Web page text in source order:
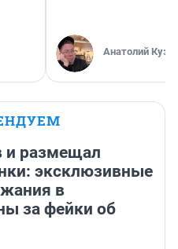
Анатолий
и размещал
эксклюзивные
в
за фейки об